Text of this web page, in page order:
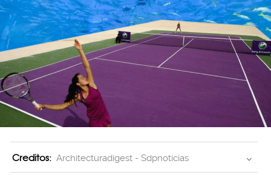
Creditos: Architecturadigest - Sdpnoticias